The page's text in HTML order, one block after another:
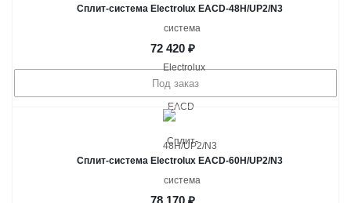
Сплит-система Electrolux EACD-48H/UP2/N3
72 420 ₽
Под заказ
Сплит-система Electrolux EACD-60H/UP2/N3
78 170 ₽